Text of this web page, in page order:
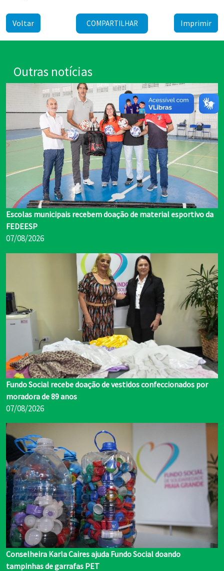
Voltar COMPARTILHAR Imprimir
Outras notícias
Escolas municipais recebem doação de material esportivo da
FEDEESP
07/08/2026
Fundo Social recebe doação de vestidos confeccionados por
moradora de 89 anos
07/08/2026
Conselheira Karla Caires ajuda Fundo Social doando
tampinhas de garrafas PET